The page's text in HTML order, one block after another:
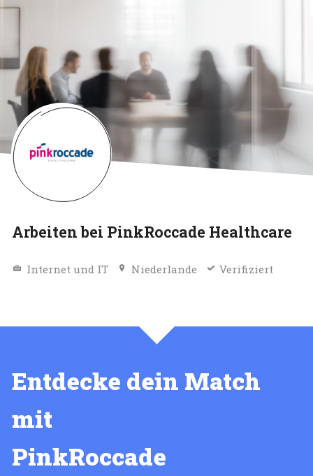
Arbeiten bei PinkRoccade Healthcare
Internet und IT Niederlande Verifiziert
Entdecke dein Match
mit
PinkRoccade